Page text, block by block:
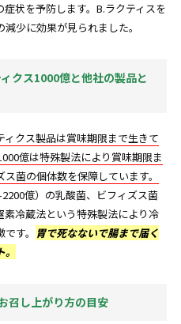
状を予防します。B.ラクティスを
少に効果が見られました。
クス1000億と他社の製品と
クス製品は賞味期限まで生きて
億は特殊製法により賞味期限ま
菌の個体数を保障しています。
億）の乳酸菌、ビフィズス菌
冷蔵法という特殊製法により冷
す。 胃で死なないで腸まで届く
召し上がり方の目安